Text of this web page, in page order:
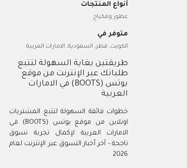
أنواع المنتجات
عطور ومكياج
متوفر في
الكويت, قطر, السعودية, الامارات العربية
طريقتين بغاية السهولة لتتبع
طلباتك عبر الإنترنت من موقع
بوتس (BOOTS) في الامارات
العربية
خطوات فائقة السهولة لتتبع المشتريات
اونلاين من موقع بوتس (BOOTS) في
الامارات العربية لإكمال تجربة تسوق
ناجحة - آخر أخبار التسوق عبر الإنترنت لعام
2026